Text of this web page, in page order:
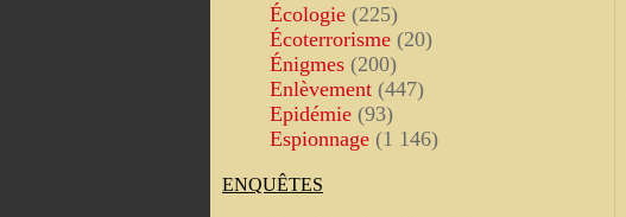
Écologie (225)
Écoterrorisme (20)
Énigmes (200)
Enlèvement (447)
Epidémie (93)
Espionnage (1 146)
ENQUÊTES